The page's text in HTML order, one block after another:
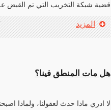
قضية شبكة التخريب التي تم القبض
المزيد
هل مات المنطق فينا؟
لا ادري ماذا حدث لعقولنا، ولماذا